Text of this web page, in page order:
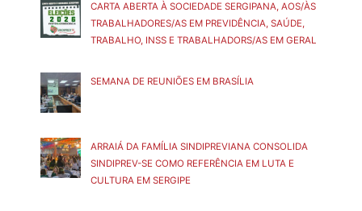
CARTA ABERTA À SOCIEDADE SERGIPANA, AOS/ÀS
TRABALHADORES/AS EM PREVIDÊNCIA, SAÚDE,
TRABALHO, INSS E TRABALHADORS/AS EM GERAL
SEMANA DE REUNIÕES EM BRASÍLIA
ARRAIÁ DA FAMÍLIA SINDIPREVIANA CONSOLIDA
SINDIPREV-SE COMO REFERÊNCIA EM LUTA E
CULTURA EM SERGIPE